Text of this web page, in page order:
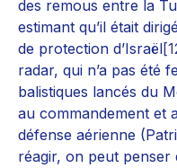
des remous entre la
estimant qu’il était
de protection d’Israël
radar, qui n’a pas été
balistiques lancés du
au commandement et
défense aérienne
réagir, on peut penser